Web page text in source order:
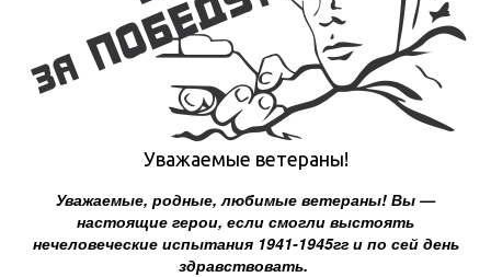
Уважаемые ветераны!
Уважаемые, родные, любимые ветераны! Вы —
настоящие герои, если смогли выстоять
нечеловеческие испытания 1941-1945гг и по сей день
здравствовать.